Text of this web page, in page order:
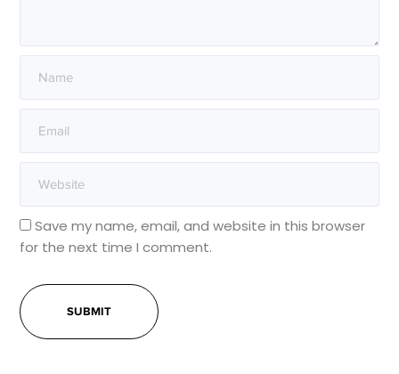
Save my name, email, and website in this browser
for the next time I comment.